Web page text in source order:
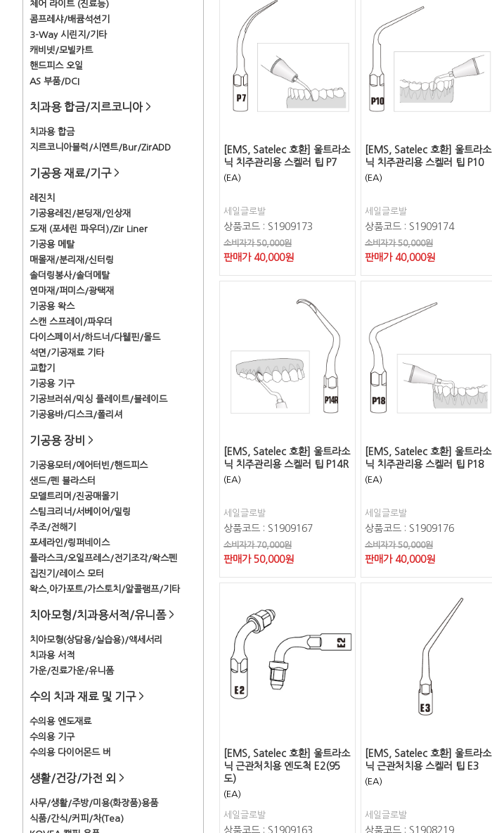
체어 라이트 (진료등)
콤프레샤/배큠석션기
3-Way 시린지/기타
캐비넷/모빌카트
핸드피스 오일
AS 부품/DCI
치과용 합금/지르코니아 >
치과용 합금
지르코니아블럭/시멘트/Bur/ZirADD
기공용 재료/기구 >
레진치
기공용레진/본딩재/인상재
도재 (포세린 파우더)/Zir Liner
기공용 메탈
매몰재/분리재/신터링
솔더링봉사/솔더메탈
연마재/퍼미스/광택재
기공용 왁스
스캔 스프레이/파우더
다이스페이서/하드너/다웰핀/몰드
석면/기공재료 기타
교합기
기공용 기구
기공브러쉬/믹싱 플레이트/블레이드
기공용바/디스크/폴리셔
기공용 장비 >
기공용모터/에어터빈/핸드피스
샌드/펜 블라스터
모델트리머/진공매몰기
스팀크리너/서베이어/밀링
주조/전해기
포세라인/링퍼네이스
플라스크/오일프레스/전기조각/왁스펜
집진기/레이스 모터
왁스,아가포트/가스토치/알콜램프/기타
치아모형/치과용서적/유니폼 >
치아모형(상담용/실습용)/액세서리
치과용 서적
가운/진료가운/유니폼
수의 치과 재료 및 기구 >
수의용 엔도재료
수의용 기구
수의용 다이어몬드 버
생활/건강/가전 외 >
사무/생활/주방/미용(화장품)용품
식품/간식/커피/차(Tea)
[EMS, Satelec 호환] 울트라소
닉 치주관리용 스켈러 팁 P7
(EA)
세일글로발
상품코드 : S1909173
소비자가 50,000원
판매가 40,000원
[EMS, Satelec 호환] 울트라소
닉 치주관리용 스켈러 팁 P10
(EA)
세일글로발
상품코드 : S1909174
소비자가 50,000원
판매가 40,000원
[EMS, Satelec 호환] 울트라소
닉 치주관리용 스켈러 팁 P14R
(EA)
세일글로발
상품코드 : S1909167
소비자가 70,000원
판매가 50,000원
[EMS, Satelec 호환] 울트라소
닉 치주관리용 스켈러 팁 P18
(EA)
세일글로발
상품코드 : S1909176
소비자가 50,000원
판매가 40,000원
[EMS, Satelec 호환] 울트라소
닉 근관처치용 엔도척 E2(95
도)
(EA)
세일글로발
상품코드 : S1909163
[EMS, Satelec 호환] 울트라소
닉 근관처치용 스켈러 팁 E3
(EA)
세일글로발
상품코드 : S1908219